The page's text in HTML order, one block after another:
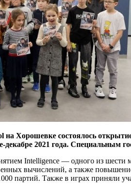
Хорошевке состоялось
2021 года. Специальным
Intelligence — одного из
вычислений, а также
партий. Также в играх приняли